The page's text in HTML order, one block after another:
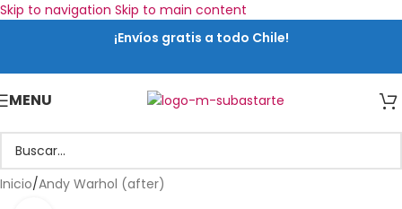
Skip to navigation Skip to main content
¡Envíos gratis a todo Chile!
MENU
Inicio/Andy Warhol (after)